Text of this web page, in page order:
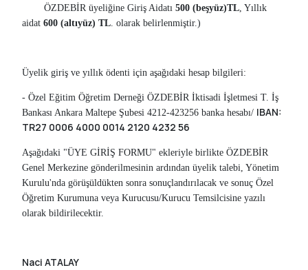
ÖZDEBİR üyeliğine Giriş Aidatı 500 (beşyüz)TL, Yıllık
aidat600 (altıyüz) TL. olarak belirlenmiştir.)
Üyelik giriş ve yıllık ödenti için aşağıdaki hesap bilgileri:
- Özel Eğitim Öğretim Derneği ÖZDEBİR İktisadi İşletmesi T. İş
Bankası Ankara Maltepe Şubesi 4212-423256 banka hesabı/ IBAN:
TR27 0006 4000 0014 2120 4232 56
Aşağıdaki "ÜYE GİRİŞ FORMU" ekleriyle birlikte ÖZDEBİR
Genel Merkezine gönderilmesinin ardından üyelik talebi, Yönetim
Kurulu'nda görüşüldükten sonra sonuçlandırılacak ve sonuç Özel
Öğretim Kurumuna veya Kurucusu/Kurucu Temsilcisine yazılı
olarak bildirilecektir.
Naci ATALAY